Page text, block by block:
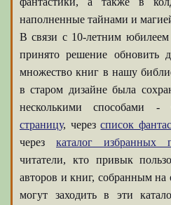
наполненные тайнами и
В связи с 10-летним
принято решение обновить
множество книг в нашу
в старом дизайне была
несколькими способами -
страницу, черезсписок
через каталог избранных
читатели, кто привык
авторов и книг, собранным
могут заходить в эти